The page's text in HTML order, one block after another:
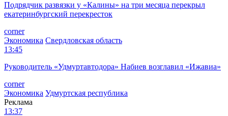
Подрядчик развязки у «Калины» на три месяца перекрыл
екатеринбургский перекресток
corner
Экономика Свердловская область
13:45
Руководитель «Удмуртавтодора» Набиев возглавил «Ижавиа»
corner
Экономика Удмуртская республика
Реклама
13:37